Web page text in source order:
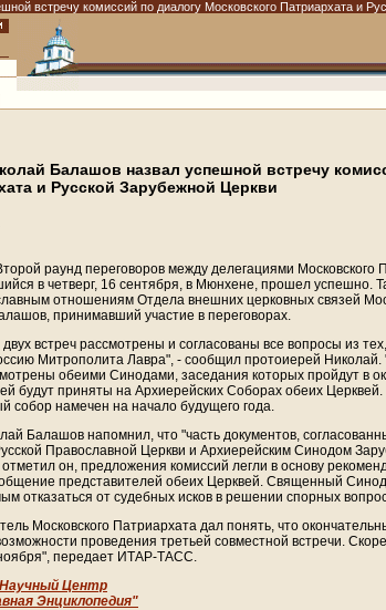
встречу комиссий по диалогу Московского Патриархата и
Балашов назвал успешной встречу
и Русской Зарубежной Церкви
раунд переговоров между делегациями Московского
в четверг, 16 сентября, в Мюнхене, прошел успешно.
отношениям Отдела внешних церковных связей
принимавший участие в переговорах.
встреч рассмотрены и согласованы все вопросы из
Митрополита Лавра", - сообщил протоиерей
обеими Синодами, заседания которых пройдут в
будут приняты на Архиерейских Соборах обеих
собор намечен на начало будущего года.
Балашов напомнил, что "часть документов,
Православной Церкви и Архиерейским Синодом
отметил он, предложения комиссий легли в основу
представителей обеих Церквей. Священный
отказаться от судебных исков в решении спорных
Московского Патриархата дал понять, что
проведения третьей совместной встречи.
передает ИТАР-ТАСС.
Центр
Энциклопедия"